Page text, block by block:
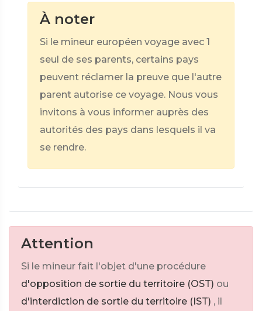
À noter
Si le mineur européen voyage avec 1
seul de ses parents, certains pays
peuvent réclamer la preuve que l'autre
parent autorise ce voyage. Nous vous
invitons à vous informer auprès des
autorités des pays dans lesquels il va
se rendre.
Attention
Si le mineur fait l'objet d'une procédure
d'opposition de sortie du territoire (OST) ou
d'interdiction de sortie du territoire (IST) , il